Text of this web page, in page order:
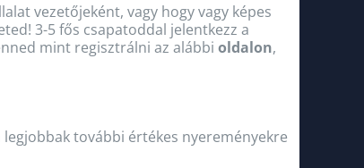
vezetőjeként, vagy hogy vagy képes
3-5 fős csapatoddal jelentkezz a
mint regisztrálni az alábbi oldalon,
további értékes nyereményekre